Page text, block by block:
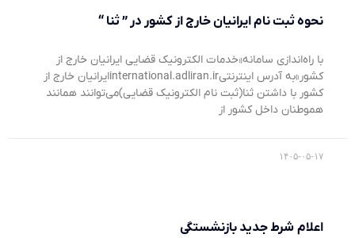
نحوه ثبت نام ایرانیان خارج از کشور در ” ثنا “
با راه‌اندازی سامانه«خدمات الکترونیک قضایی ایرانیان خارج از
کشور»به آدرس اینترنتیinternational.adliran.irایرانیان خارج از
کشور با داشتن ثنا(ثبت نام الکترونیک قضایی)می‌توانند همانند
هموطنان داخل کشور از
۱۴۰۵-۰۵-۱۷
اعلام شرط جدید بازنشستگی